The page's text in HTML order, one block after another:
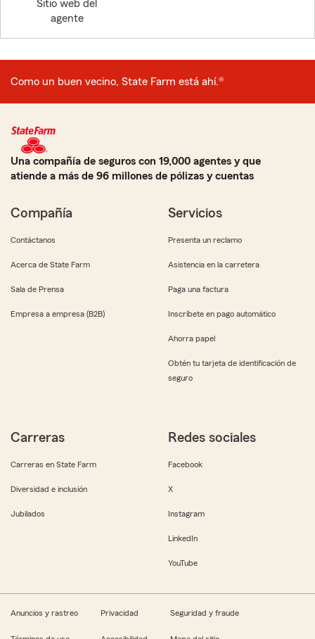
Sitio web del
agente
Como un buen vecino, State Farm está ahí.®
Una compañía de seguros con 19,000 agentes y que
atiende a más de 96 millones de pólizas y cuentas
Compañía
Contáctanos
Acerca de State Farm
Sala de Prensa
Empresa a empresa (B2B)
Servicios
Presenta un reclamo
Asistencia en la carretera
Paga una factura
Inscríbete en pago automático
Ahorra papel
Obtén tu tarjeta de identificación de
seguro
Carreras
Carreras en State Farm
Diversidad e inclusión
Jubilados
Redes sociales
Facebook
X
Instagram
LinkedIn
YouTube
Anuncios y rastreo Privacidad Seguridad y fraude